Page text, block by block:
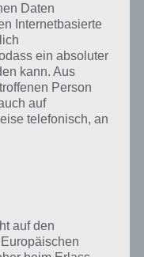
oder Treiben zu
Einige
Ruhe vor dem Sturm,
ein drohendes Ereignis
sorgen, gibt es zwei
auch Ruhe auf den
verwenden, um die
dann befindet es
und Erholung.
Daten
Internetbasierte
ein absoluter
kann. Aus
Person
auf
telefonisch, an
auf den